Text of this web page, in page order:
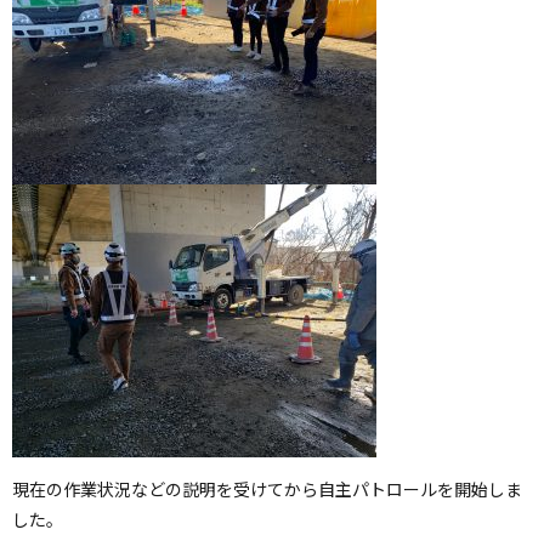
現在の作業状況などの説明を受けてから自主パトロールを開始しま
した。